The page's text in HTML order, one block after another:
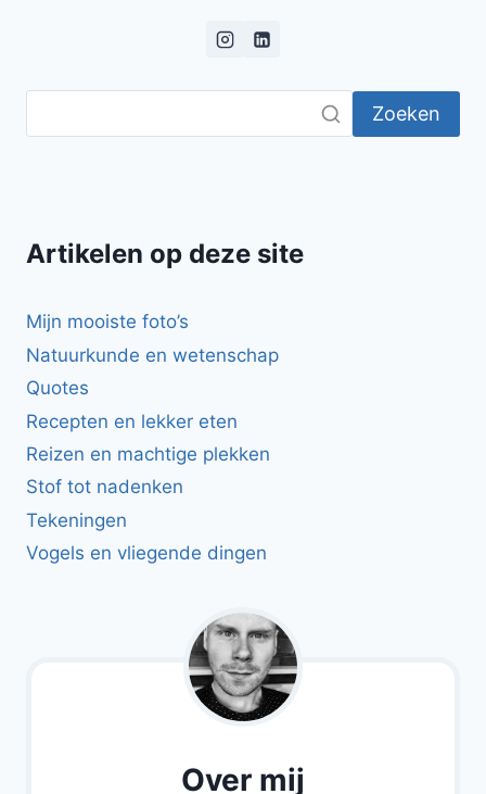
ENGELAND
Zoeken
Artikelen op deze site
Mijn mooiste foto’s
Natuurkunde en wetenschap
Quotes
Recepten en lekker eten
Reizen en machtige plekken
Stof tot nadenken
Tekeningen
Vogels en vliegende dingen
Over mij